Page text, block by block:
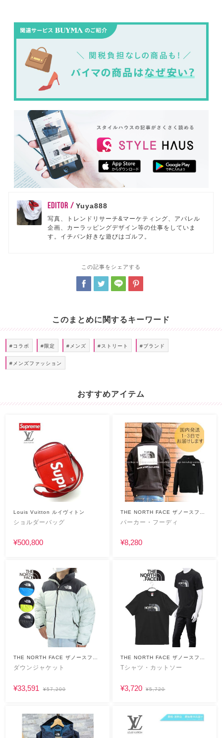
EDITOR /Yuya888
写真、トレンドリサーチ&マーケティング、アパレル
企画、カーラッピングデザイン等の仕事をしていま
す。イチバン好きな遊びはゴルフ。
この記事をシェアする
このまとめに関するキーワード
#コラボ #限定 #メンズ #ストリート #ブランド
#メンズファッション
おすすめアイテム
Louis Vuitton ルイヴィトン
ショルダーバッグ
¥500,800
THE NORTH FACE ザノースフェ
イス
パーカー・フーディ
¥8,280
THE NORTH FACE ザノースフェ
イス
ダウンジャケット
¥33,591 ¥57,200
THE NORTH FACE ザノースフェ
イス
Tシャツ・カットソー
¥3,720 ¥5,720